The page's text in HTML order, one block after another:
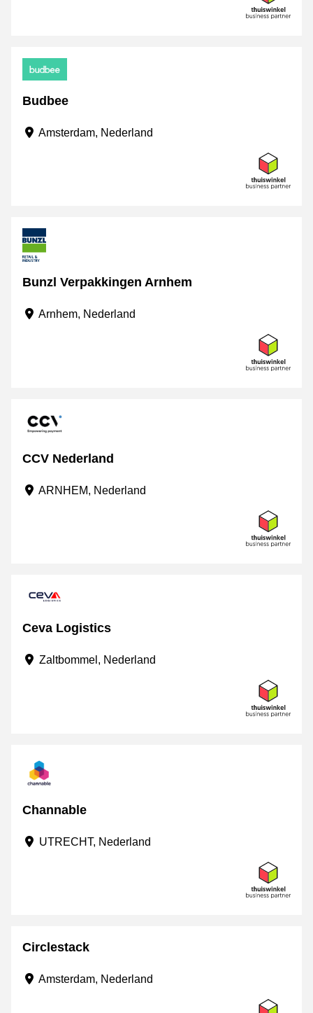
Budbee
Amsterdam, Nederland
Bunzl Verpakkingen Arnhem
Arnhem, Nederland
CCV Nederland
ARNHEM, Nederland
Ceva Logistics
Zaltbommel, Nederland
Channable
UTRECHT, Nederland
Circlestack
Amsterdam, Nederland